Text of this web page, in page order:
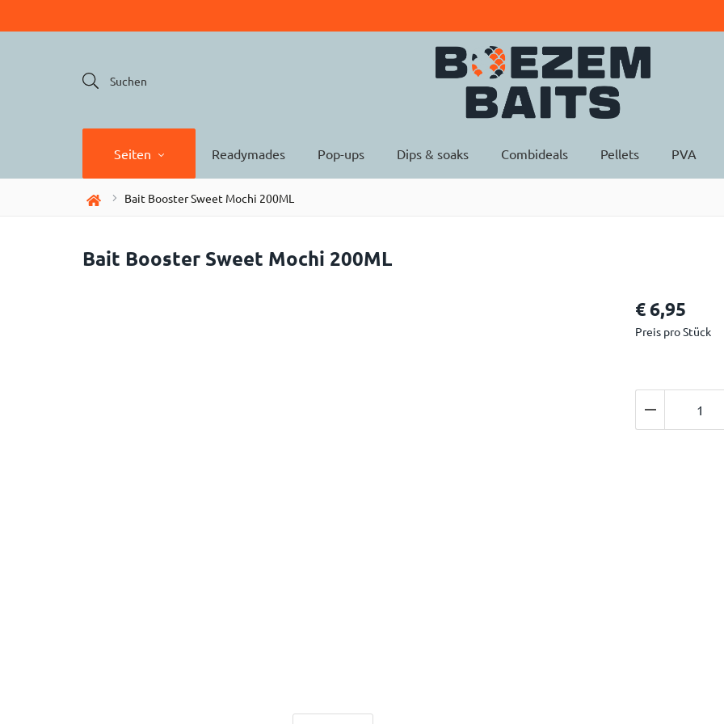
Suchen
Seiten Readymades Pop-ups Dips & soaks Combideals Pellets PVA
Bait Booster Sweet Mochi 200ML
Bait Booster Sweet Mochi 200ML
€6,95
Preis pro Stück